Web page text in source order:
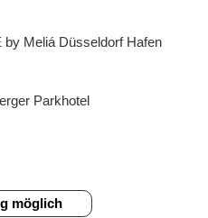
by Meliá Düsseldorf Hafen
Parkhotel
möglich